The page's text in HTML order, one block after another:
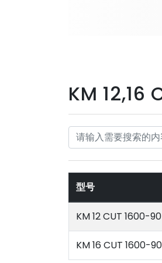
KM 12,16
型号
KM 12 CUT 1600-
KM 16 CUT 1600-